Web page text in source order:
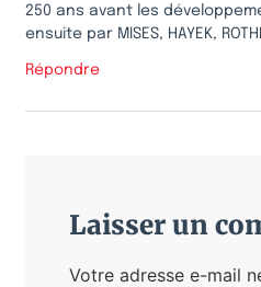
250 ans avant les
ensuite par MISES, HAYEK,
Répondre
Laisser un
Votre adresse e-mail